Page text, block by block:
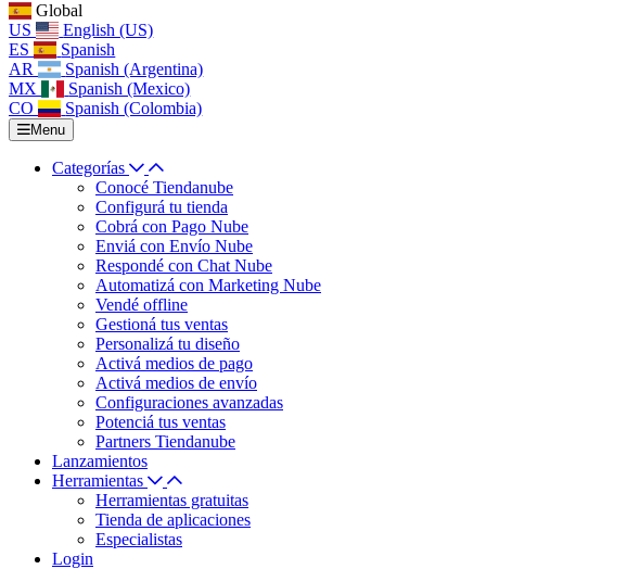
Global
US
English (US)
ES
Spanish
AR
Spanish (Argentina)
MX
Spanish (Mexico)
CO
Spanish (Colombia)
Menu
Categorías
Conocé Tiendanube
Configurá tu tienda
Cobrá con Pago Nube
Enviá con Envío Nube
Respondé con Chat Nube
Automatizá con Marketing Nube
Vendé offline
Gestioná tus ventas
Personalizá tu diseño
Activá medios de pago
Activá medios de envío
Configuraciones avanzadas
Potenciá tus ventas
Partners Tiendanube
Lanzamientos
Herramientas
Herramientas gratuitas
Tienda de aplicaciones
Especialistas
Login